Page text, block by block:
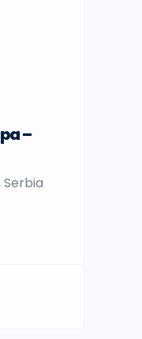
–
Serbia